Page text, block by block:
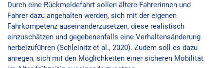
Durch eine Rückmeldefahrt sollen ältere Fahrerinnen und
Fahrer dazu angehalten werden, sich mit der eigenen
Fahrkompetenz auseinanderzusetzen, diese realistisch
einzuschätzen und gegebenenfalls eine Verhaltensänderung
herbeizuführen (Schleinitz et al., 2020). Zudem soll es dazu
anregen, sich mit den Möglichkeiten einer sicheren Mobilität